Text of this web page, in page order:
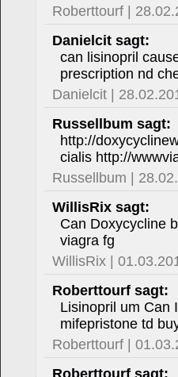
Roberttourf |
Danielcit sagt:
can lisinopril
prescription nd
Danielcit |
Russellbum sagt:
http://
cialis http://
Russellbum |
WillisRix sagt:
Can Doxycycline
viagra fg
WillisRix |
Roberttourf sagt:
Lisinopril um Can
mifepristone td
Roberttourf |